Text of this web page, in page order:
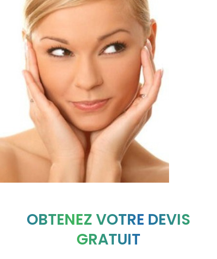
OBTENEZ VOTRE DEVIS
GRATUIT